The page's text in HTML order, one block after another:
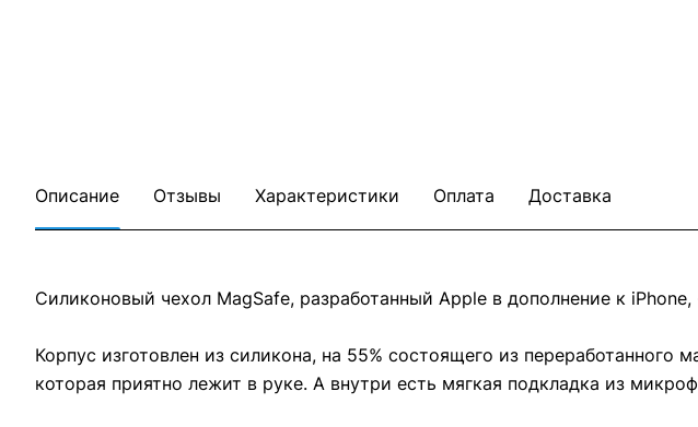
Описание Отзывы Характеристики Оплата Доставка
Силиконовый чехол MagSafe, разработанный Apple в дополнение к
Корпус изготовлен из силикона, на 55% состоящего из
которая приятно лежит в руке. А внутри есть мягкая подкладка из